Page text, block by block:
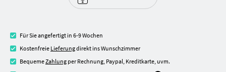
Für Sie angefertigt in 6-9 Wochen
Kostenfreie Lieferungdirekt ins Wunschzimmer
BequemeZahlung per Rechnung, Paypal, Kreditkarte, uvm.